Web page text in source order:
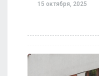
15 октября, 2025